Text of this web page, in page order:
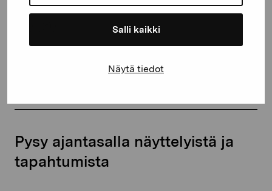
Salli kaikki
Näytä tiedot
Pysy ajantasalla näyttelyistä ja
tapahtumista